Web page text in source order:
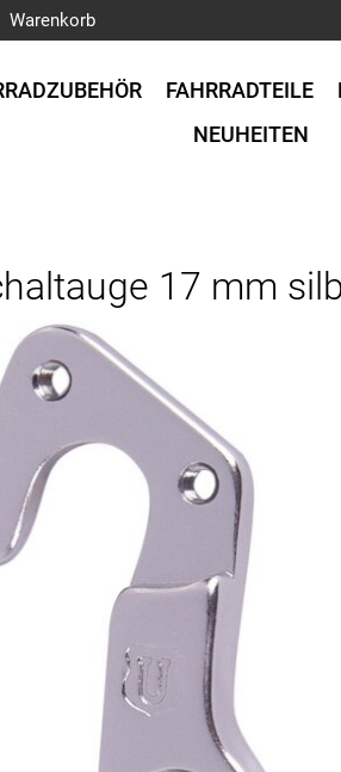
Warenkorb
FAHRRADTEILE
NEUHEITEN
17 mm